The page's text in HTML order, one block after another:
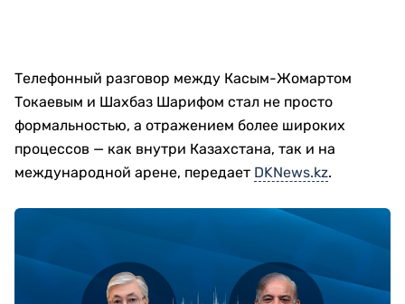
Телефонный разговор между Касым-Жомартом
Токаевым и Шахбаз Шарифом стал не просто
формальностью, а отражением более широких
процессов — как внутри Казахстана, так и на
международной арене, передает DKNews.kz.